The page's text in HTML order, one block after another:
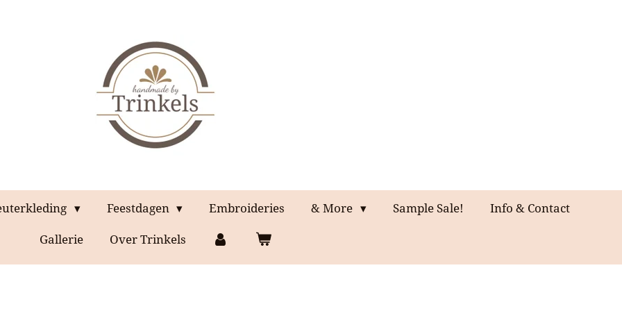
Feestdagen Embroideries & More Sample Sale! Info & Contact
Gallerie Over Trinkels